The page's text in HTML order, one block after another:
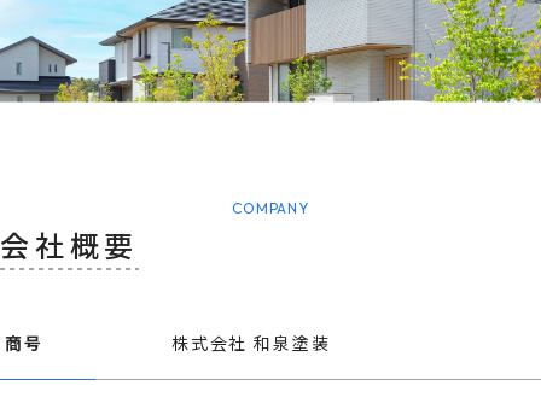
COMPANY
会社概要
商号 株式会社 和泉塗装